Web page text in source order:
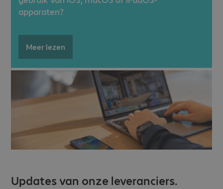
apparaten?
Meer lezen
Updates van onze leveranciers.